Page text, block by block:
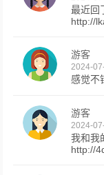
最近回
http://
游客
2024-
感觉不
游客
2024-
我和我
http://